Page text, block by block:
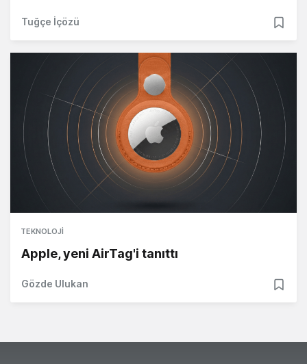
Tuğçe İçözü
TEKNOLOJI
Apple, yeni AirTag'i tanıttı
Gözde Ulukan